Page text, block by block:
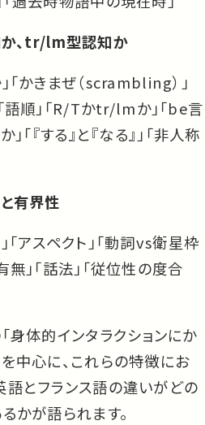
、tr/lm型認知か
「かきまぜ（scrambling）」
語順」「R/Tかtr/lmか」「be言
「『する』と『なる』」「非人称
有界性
「アスペクト」「動詞vs衛星枠
無」「話法」「従位性の度合
身体的インタラクションにか
中心に、これらの特徴にお
語とフランス語の違いがどの
かが語られます。